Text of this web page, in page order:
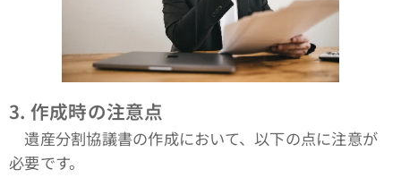
3. 作成時の注意点
遺産分割協議書の作成において、以下の点に注意が
必要です。